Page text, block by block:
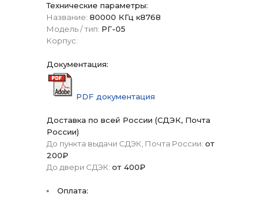
Технические параметры:
Название: 80000 КГц к8768
Модель / тип: РГ-05
Корпус:
Документация:
PDF документация
Доставка по всей России (СДЭК, Почта
России)
До пункта выдачи СДЭК, Почта России: от
200₽
До двери СДЭК: от 400₽
Оплата: